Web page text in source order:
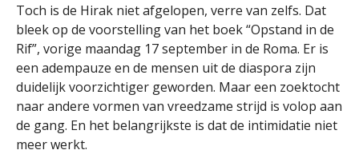
Toch is de Hirak niet afgelopen, verre van zelfs. Dat
bleek op de voorstelling van het boek “Opstand in de
Rif”, vorige maandag 17 september in de Roma. Er is
een adempauze en de mensen uit de diaspora zijn
duidelijk voorzichtiger geworden. Maar een zoektocht
naar andere vormen van vreedzame strijd is volop aan
de gang. En het belangrijkste is dat de intimidatie niet
meer werkt.